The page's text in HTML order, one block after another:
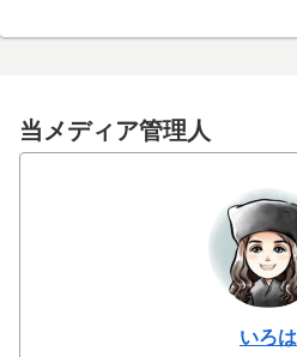
当メディア管理人
いろは